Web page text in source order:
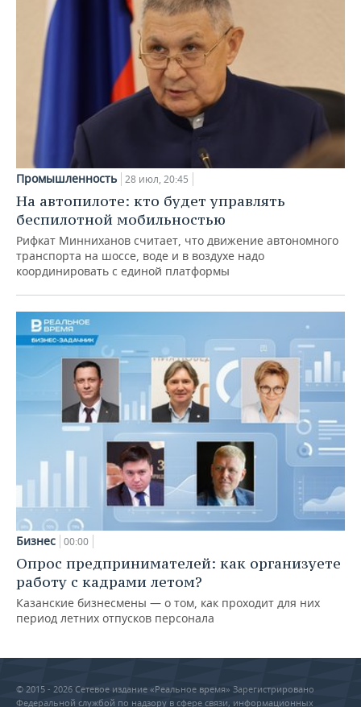
Промышленность 28 июл, 20:45
На автопилоте: кто будет управлять
беспилотной мобильностью
Рифкат Минниханов считает, что движение автономного
транспорта на шоссе, воде и в воздухе надо
координировать с единой платформы
Бизнес 00:00
Опрос предпринимателей: как организуете
работу с кадрами летом?
Казанские бизнесмены — о том, как проходит для них
период летних отпусков персонала
© 2015 - 2026 Сетевое издание «Реальное время» Зарегистрировано
Федеральной службой по надзору в сфере связи, информационных